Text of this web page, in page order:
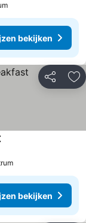
bekijken
Delen
bekijken